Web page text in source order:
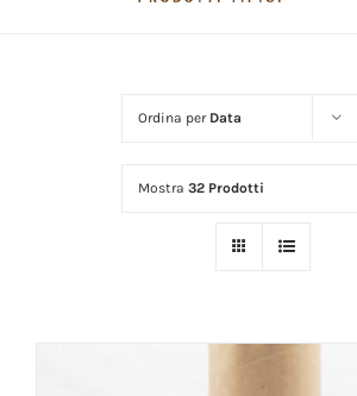
Ordina per Data
Mostra 32 Prodotti